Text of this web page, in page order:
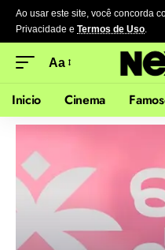
Ao usar este site, você concorda
Privacidade e Termos de Uso.
Aa
Inicio Cinema